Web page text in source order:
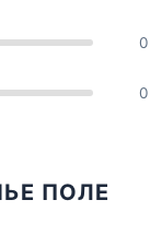
0
0
ПОЛЕ